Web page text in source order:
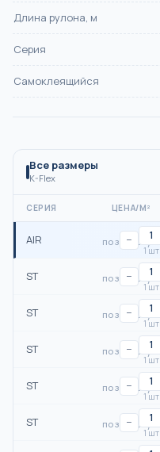
Длина рулона, м
Серия
Самоклеящийся
Все размеры
K-Flex
СЕРИЯ ЦЕНА/М²
AIR по запросу
−
1 шт
ST по запросу
−
1 шт
ST по запросу
−
1 шт
ST по запросу
−
1 шт
ST по запросу
−
1 шт
ST по запросу
−
1 шт